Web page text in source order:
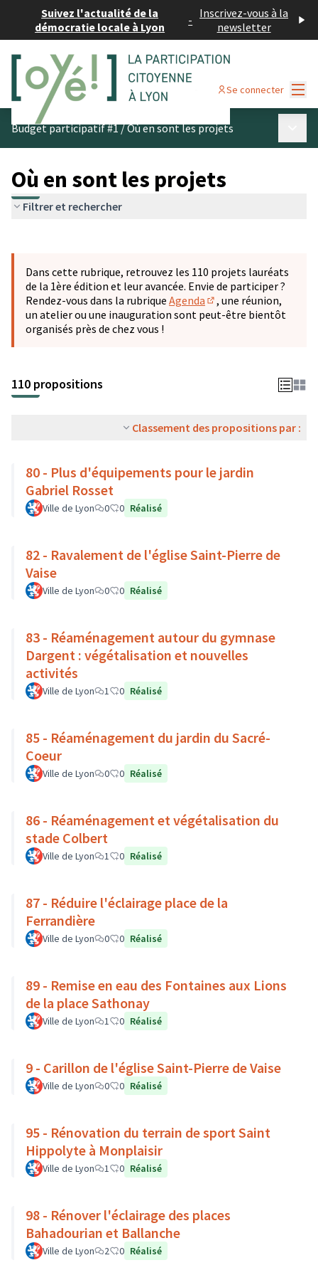
Suivez l'actualité de la
démocratie locale à Lyon
- Inscrivez-vous à la
newsletter
Se connecter
Budget participatif #1/Où en sont les projets
Où en sont les projets
Filtrer et rechercher
−
Dans cette rubrique, retrouvez les 110 projets lauréats
de la 1ère édition et leur avancée. Envie de participer ?
Rendez-vous dans la rubrique Agenda
(S'ouvre dans un
, une réunion,
un atelier ou une inauguration sont peut-être bientôt
organisés près de chez vous !
110 propositions
Classement des propositions par :
80 - Plus d'équipements pour le jardin
Gabriel Rosset
Ville de Lyon 0 0 Réalisé
82 - Ravalement de l'église Saint-Pierre de
Vaise
Ville de Lyon 0 0 Réalisé
83 - Réaménagement autour du gymnase
Dargent : végétalisation et nouvelles
activités
Ville de Lyon 1 0 Réalisé
85 - Réaménagement du jardin du Sacré-
Coeur
Ville de Lyon 0 0 Réalisé
86 - Réaménagement et végétalisation du
stade Colbert
Ville de Lyon 1 0 Réalisé
87 - Réduire l'éclairage place de la
Ferrandière
Ville de Lyon 0 0 Réalisé
89 - Remise en eau des Fontaines aux Lions
de la place Sathonay
Ville de Lyon 1 0 Réalisé
9 - Carillon de l'église Saint-Pierre de Vaise
Ville de Lyon 0 0 Réalisé
95 - Rénovation du terrain de sport Saint
Hippolyte à Monplaisir
Ville de Lyon 1 0 Réalisé
98 - Rénover l'éclairage des places
Bahadourian et Ballanche
Ville de Lyon 2 0 Réalisé